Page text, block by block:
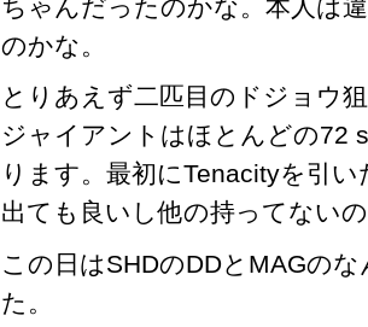
ちゃんだったのかな。本人は
のかな。
とりあえず二匹目のドジョウ
ジャイアントはほとんどの72
ります。最初にTenacityを引
出ても良いし他の持ってない
この日はSHDのDDとMAGの
た。